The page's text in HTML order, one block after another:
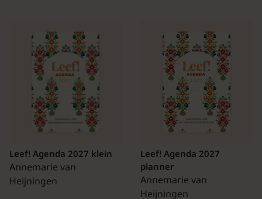
Leef! Agenda 2027 klein
Annemarie van
Heijningen
Leef! Agenda 2027
planner
Annemarie van
Heijningen